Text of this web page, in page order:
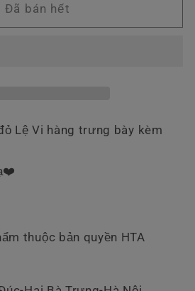
Đã bán hết
Lệ Vi hàng trưng bày kèm
thuộc bản quyền HTA